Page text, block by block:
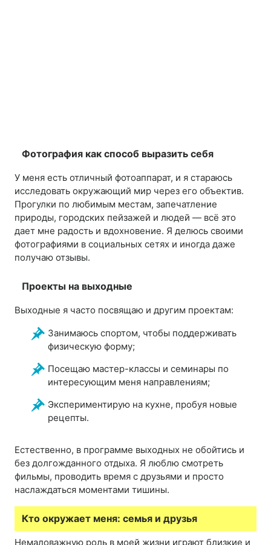
Фотография как способ выразить себя
У меня есть отличный фотоаппарат, и я стараюсь
исследовать окружающий мир через его объектив.
Прогулки по любимым местам, запечатление
природы, городских пейзажей и людей — всё это
дает мне радость и вдохновение. Я делюсь своими
фотографиями в социальных сетях и иногда даже
получаю отзывы.
Проекты на выходные
Выходные я часто посвящаю и другим проектам:
Занимаюсь спортом, чтобы поддерживать
физическую форму;
Посещаю мастер-классы и семинары по
интересующим меня направлениям;
Экспериментирую на кухне, пробуя новые
рецепты.
Естественно, в программе выходных не обойтись и
без долгожданного отдыха. Я люблю смотреть
фильмы, проводить время с друзьями и просто
наслаждаться моментами тишины.
Кто окружает меня: семья и друзья
Немаловажную роль в моей жизни играют близкие и